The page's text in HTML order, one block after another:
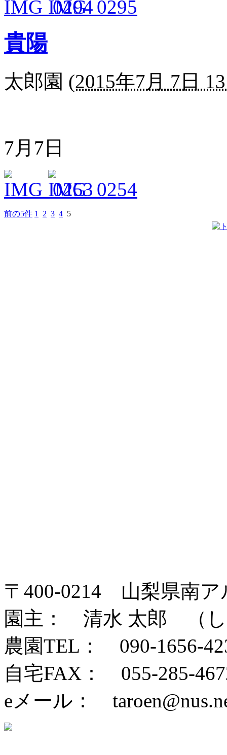
貴陽
太郎園 (2015年7月 7日
7月7日
前の5件 1 2 3 4 5
〒400-0214 山梨県南ア
園主： 清水 太郎 （
農園TEL： 090-1656-
自宅FAX： 055-285-
eメール：